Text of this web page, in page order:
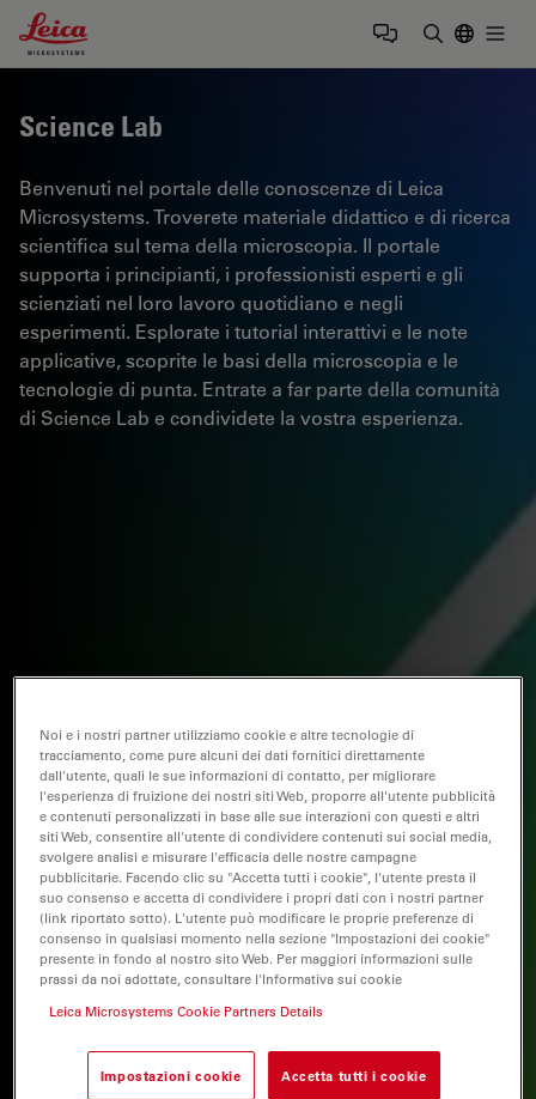
Leica Microsystems Logo
Science Lab
Benvenuti nel portale delle conoscenze di Leica
Microsystems. Troverete materiale didattico e di ricerca
scientifica sul tema della microscopia. Il portale
supporta i principianti, i professionisti esperti e gli
scienziati nel loro lavoro quotidiano e negli
esperimenti. Esplorate i tutorial interattivi e le note
applicative, scoprite le basi della microscopia e le
tecnologie di punta. Entrate a far parte della comunità
di Science Lab e condividete la vostra esperienza.
Noi e i nostri partner utilizziamo cookie e altre tecnologie di
tracciamento, come pure alcuni dei dati fornitici direttamente
dall'utente, quali le sue informazioni di contatto, per migliorare
l'esperienza di fruizione dei nostri siti Web, proporre all'utente pubblicità
e contenuti personalizzati in base alle sue interazioni con questi e altri
siti Web, consentire all'utente di condividere contenuti sui social media,
svolgere analisi e misurare l'efficacia delle nostre campagne
pubblicitarie. Facendo clic su "Accetta tutti i cookie", l'utente presta il
suo consenso e accetta di condividere i propri dati con i nostri partner
(link riportato sotto). L'utente può modificare le proprie preferenze di
consenso in qualsiasi momento nella sezione "Impostazioni dei cookie"
presente in fondo al nostro sito Web. Per maggiori informazioni sulle
prassi da noi adottate, consultare l'Informativa sui cookie
Leica Microsystems Cookie Partners Details
Impostazioni cookie Accetta tutti i cookie